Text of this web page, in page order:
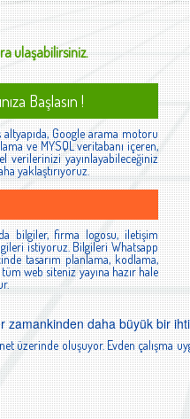
ulaşabilirsiniz.
Başlasın !
Google arama motoru
ve MYSQL veritabanı içeren,
yayınlayabileceğiniz
yaklaştırıyoruz.
bilgiler, firma logosu, iletişim
istiyoruz. Bilgileri Whatsapp
tasarım planlama, kodlama,
web siteniz yayına hazır hale
zamankinden daha büyük bir
üzerinde oluşuyor. Evden çalışma